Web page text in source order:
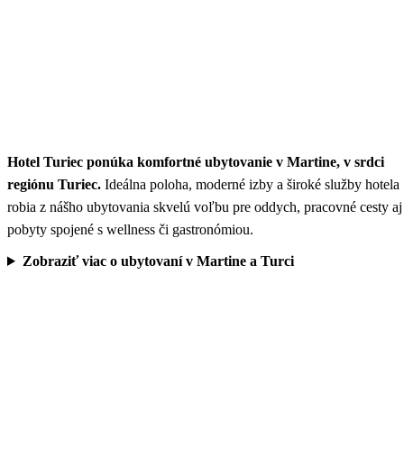
Hotel Turiec ponúka komfortné ubytovanie v Martine, v srdci
regiónu Turiec. Ideálna poloha, moderné izby a široké služby hotela
robia z nášho ubytovania skvelú voľbu pre oddych, pracovné cesty aj
pobyty spojené s wellness či gastronómiou.
Zobraziť viac o ubytovaní v Martine a Turci